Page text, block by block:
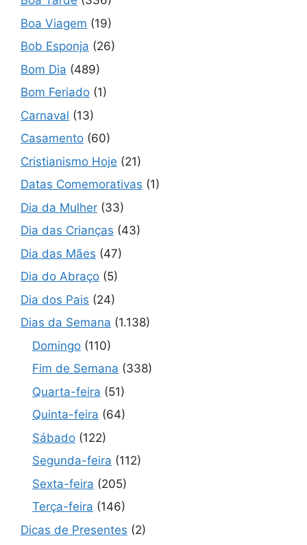
Boa Viagem (19)
Bob Esponja (26)
Bom Dia (489)
Bom Feriado (1)
Carnaval (13)
Casamento (60)
Cristianismo Hoje (21)
Datas Comemorativas (1)
Dia da Mulher (33)
Dia das Crianças (43)
Dia das Mães (47)
Dia do Abraço (5)
Dia dos Pais (24)
Dias da Semana (1.138)
Domingo (110)
Fim de Semana (338)
Quarta-feira (51)
Quinta-feira (64)
Sábado (122)
Segunda-feira (112)
Sexta-feira (205)
Terça-feira (146)
Dicas de Presentes (2)